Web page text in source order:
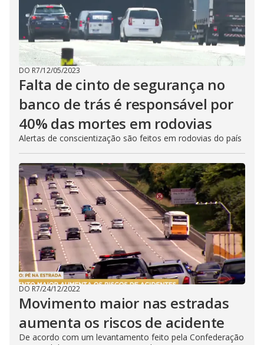
DO R7/12/05/2023
Falta de cinto de segurança no
banco de trás é responsável por
40% das mortes em rodovias
Alertas de conscientização são feitos em rodovias do país
DO R7/24/12/2022
Movimento maior nas estradas
aumenta os riscos de acidente
De acordo com um levantamento feito pela Confederação